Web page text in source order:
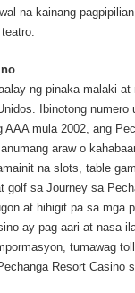
na kainang
ng pinaka malaki
Ibinotong numero
mula 2002, ang
araw o
na slots, table
sa Journey sa
at hihigit pa sa mga
ay pag-aari at nasa
tumawag
Resort Casino